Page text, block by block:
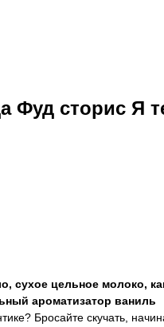
Фуд сторис Я
сухое цельное молоко,
ароматизатор ваниль
Бросайте скучать,